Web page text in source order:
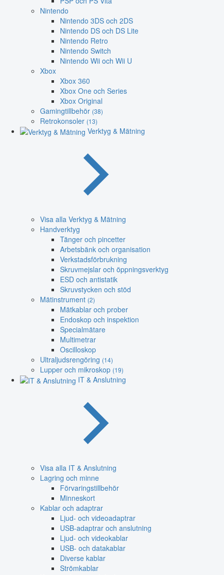
Nintendo
Nintendo 3DS och 2DS
Nintendo DS och DS Lite
Nintendo Retro
Nintendo Switch
Nintendo Wii och Wii U
Xbox
Xbox 360
Xbox One och Series
Xbox Original
Gamingtillbehör (38)
Retrokonsoler (13)
Verktyg & Mätning
Visa alla Verktyg & Mätning
Handverktyg
Tänger och pincetter
Arbetsbänk och organisation
Verkstadsförbrukning
Skruvmejslar och öppningsverktyg
ESD och antistatik
Skruvstycken och stöd
Mätinstrument (2)
Mätkablar och prober
Endoskop och inspektion
Specialmätare
Multimetrar
Oscilloskop
Ultraljudsrengöring (14)
Lupper och mikroskop (19)
IT & Anslutning
Visa alla IT & Anslutning
Lagring och minne
Förvaringstillbehör
Minneskort
Kablar och adaptrar
Ljud- och videoadaptrar
USB-adaptrar och anslutning
Ljud- och videokablar
USB- och datakablar
Diverse kablar
Strömkablar